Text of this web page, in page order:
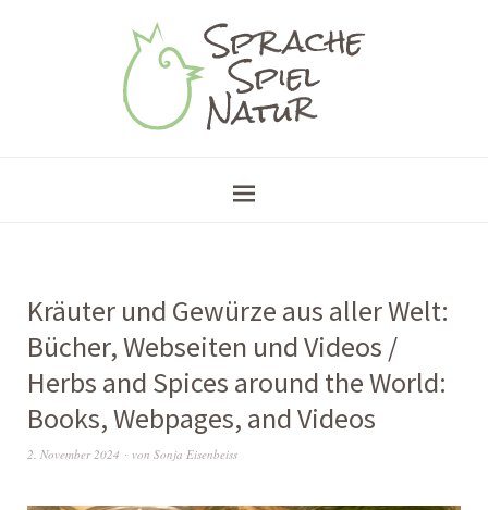
Kräuter und Gewürze aus aller Welt:
Bücher, Webseiten und Videos /
Herbs and Spices around the World:
Books, Webpages, and Videos
2. November 2024 von Sonja Eisenbeiss